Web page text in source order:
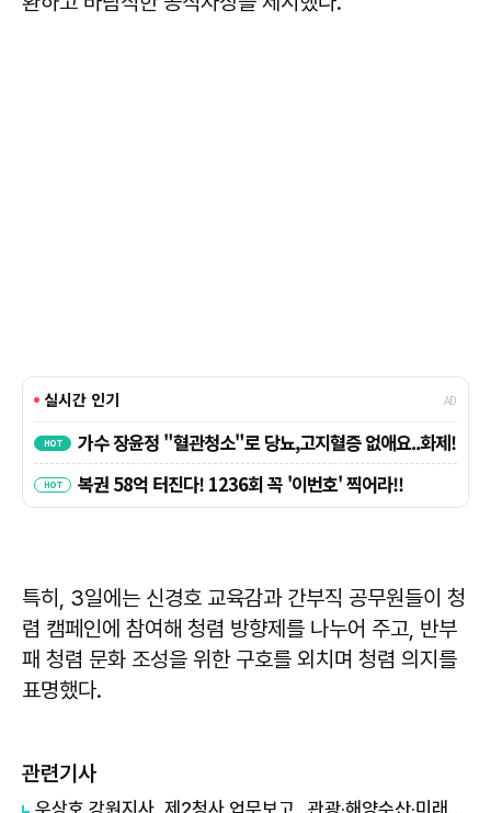
특히, 3일에는 신경호 교육감과 간부직 공무원들이 청
렴 캠페인에 참여해 청렴 방향제를 나누어 주고, 반부
패 청렴 문화 조성을 위한 구호를 외치며 청렴 의지를
표명했다.
관련기사